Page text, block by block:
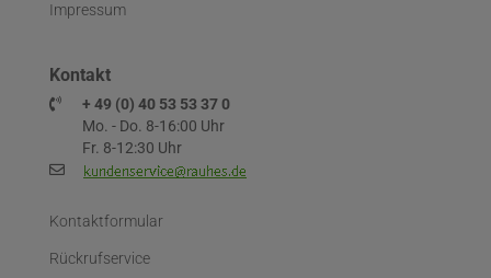
Impressum
Kontakt
+ 49 (0) 40 53 53 37 0
Mo. - Do. 8-16:00 Uhr
Fr. 8-12:30 Uhr
Kontaktformular
Rückrufservice